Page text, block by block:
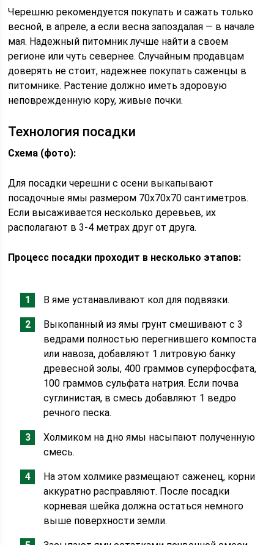
Черешню рекомендуется покупать и сажать только
весной, в апреле, а если весна запоздалая — в начале
мая. Надежный питомник лучше найти а своем
регионе или чуть севернее. Случайным продавцам
доверять не стоит, надежнее покупать саженцы в
питомнике. Растение должно иметь здоровую
неповрежденную кору, живые почки.
Технология посадки
Схема (фото):
Для посадки черешни с осени выкапывают
посадочные ямы размером 70х70х70 сантиметров.
Если высаживается несколько деревьев, их
располагают в 3-4 метрах друг от друга.
Процесс посадки проходит в несколько этапов:
В яме устанавливают кол для подвязки.
Выкопанный из ямы грунт смешивают с 3
ведрами полностью перегнившего компоста
или навоза, добавляют 1 литровую банку
древесной золы, 400 граммов суперфосфата,
100 граммов сульфата натрия. Если почва
суглинистая, в смесь добавляют 1 ведро
речного песка.
Холмиком на дно ямы насыпают полученную
смесь.
На этом холмике размещают саженец, корни
аккуратно расправляют. После посадки
корневая шейка должна остаться немного
выше поверхности земли.